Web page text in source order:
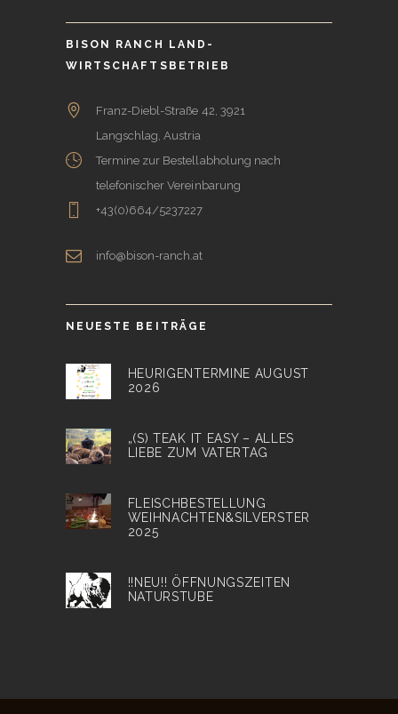
BISON RANCH LAND-
WIRTSCHAFTSBETRIEB
Franz-Diebl-Straße 42, 3921
Langschlag, Austria
Termine zur Bestellabholung nach
telefonischer Vereinbarung
+43(0)664/5237227
info@bison-ranch.at
NEUESTE BEITRÄGE
HEURIGENTERMINE AUGUST
2026
„(S) TEAK IT EASY – ALLES
LIEBE ZUM VATERTAG
FLEISCHBESTELLUNG
WEIHNACHTEN&SILVERSTER
2025
!!NEU!! ÖFFNUNGSZEITEN
NATURSTUBE